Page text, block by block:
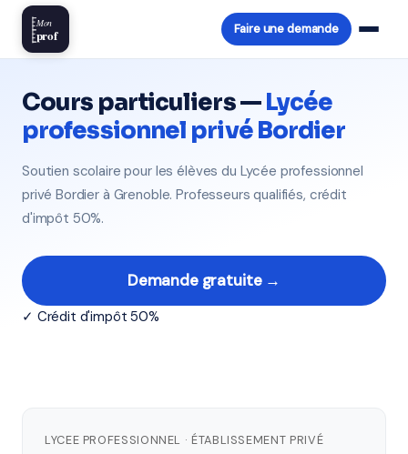
Mon
prof Faire une demande
Cours particuliers —Lycée
professionnel privé Bordier
Soutien scolaire pour les élèves du Lycée professionnel
privé Bordier à Grenoble. Professeurs qualifiés, crédit
d'impôt 50%.
Demande gratuite →
✓ Crédit d'impôt 50%
LYCEE PROFESSIONNEL · ÉTABLISSEMENT PRIVÉ